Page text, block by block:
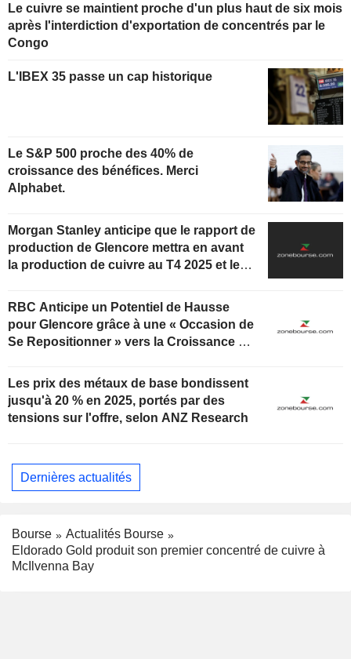
Le cuivre se maintient proche d'un plus haut de six mois
après l'interdiction d'exportation de concentrés par le
Congo
L'IBEX 35 passe un cap historique
Le S&P 500 proche des 40% de
croissance des bénéfices. Merci
Alphabet.
Morgan Stanley anticipe que le rapport de
production de Glencore mettra en avant
la production de cuivre au T4 2025 et les
RBC Anticipe un Potentiel de Hausse
pour Glencore grâce à une « Occasion de
Se Repositionner » vers la Croissance du
Les prix des métaux de base bondissent
jusqu'à 20 % en 2025, portés par des
tensions sur l'offre, selon ANZ Research
Dernières actualités
Bourse
Actualités Bourse
Eldorado Gold produit son premier concentré de cuivre à
McIlvenna Bay